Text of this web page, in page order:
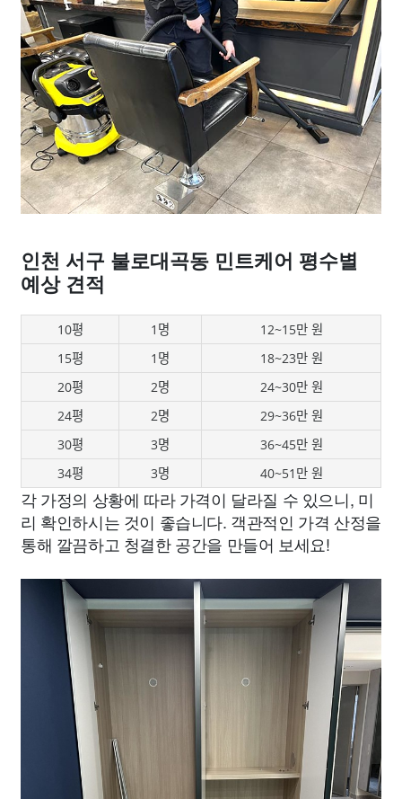
인천 서구 불로대곡동 민트케어 평수별
예상 견적
10평 1명
12~15만 원
15평
1명
18~23만 원
20평
2명
24~30만 원
24평
2명
29~36만 원
30평
3명
36~45만 원
34평
3명 40~51만 원
각 가정의 상황에 따라 가격이 달라질 수 있으니, 미
리 확인하시는 것이 좋습니다. 객관적인 가격 산정을
통해 깔끔하고 청결한 공간을 만들어 보세요!